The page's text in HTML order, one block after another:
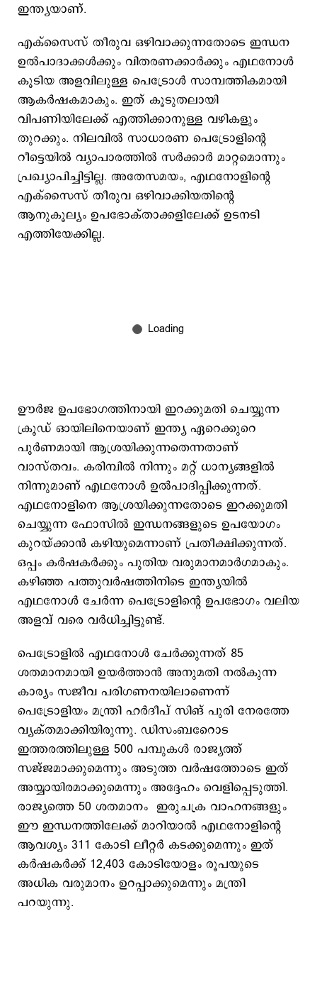
ഇന്ത്യയാണ്.
എക്സൈസ് തീരുവ ഒഴിവാക്കുന്നതോടെ ഇന്ധന
ഉല്‍പാദാക്കള്‍ക്കും വിതരണക്കാര്‍ക്കും എഥനോള്‍
കൂടിയ അളവിലുള്ള പെട്രോള്‍ സാമ്പത്തികമായി
ആകര്‍ഷകമാകും. ഇത് കൂടുതലായി
വിപണിയിലേക്ക് എത്തിക്കാനുള്ള വഴികളും
തുറക്കും. നിലവില്‍ സാധാരണ പെട്രോളിന്‍റെ
റീട്ടെയില്‍ വ്യാപാരത്തില്‍ സര്‍ക്കാര്‍ മാറ്റമൊന്നും
പ്രഖ്യാപിച്ചിട്ടില്ല. അതേസമയം, എഥനോളിന്‍റെ
എക്സൈസ് തീരുവ ഒഴിവാക്കിയതിന്‍റെ
ആനുകൂല്യം ഉപഭോക്താക്കളിലേക്ക് ഉടനടി
എത്തിയേക്കില്ല.
ഊര്‍ജ ഉപഭോഗത്തിനായി ഇറക്കുമതി ചെയ്യുന്ന
ക്രൂഡ് ഓയിലിനെയാണ് ഇന്ത്യ ഏറെക്കുറെ
പൂര്‍ണമായി ആശ്രയിക്കുന്നതെന്നതാണ്
വാസ്തവം. കരിമ്പില്‍ നിന്നും മറ്റ് ധാന്യങ്ങളില്‍
നിന്നുമാണ് എഥനോള്‍ ഉല്‍പാദിപ്പിക്കുന്നത്.
എഥനോളിനെ ആശ്രയിക്കുന്നതോടെ ഇറക്കുമതി
ചെയ്യുന്ന ഫോസില്‍ ഇന്ധനങ്ങളുടെ ഉപയോഗം
കുറയ്ക്കാന്‍ കഴിയുമെന്നാണ് പ്രതീക്ഷിക്കുന്നത്.
ഒപ്പം കര്‍ഷകര്‍ക്കും പുതിയ വരുമാനമാര്‍ഗമാകും.
കഴി​ഞ്ഞ പത്തുവര്‍ഷത്തിനിടെ ഇന്ത്യയില്‍
എഥനോള്‍ ചേര്‍ന്ന പെട്രോളിന്‍റെ ഉപഭോഗം വലിയ
അളവ് വരെ വര്‍ധിച്ചിട്ടുണ്ട്.
പെട്രോളില്‍ എഥനോള്‍ ചേര്‍ക്കുന്നത് 85
ശതമാനമായി ഉയര്‍ത്താന്‍ അനുമതി നല്‍കുന്ന
കാര്യം സജീവ പരിഗണനയിലാണെന്ന്
പെട്രോളിയം മന്ത്രി ഹര്‍ദീപ് സിങ് പുരി നേരത്തേ
വ്യക്തമാക്കിയിരുന്നു. ഡിസംബറോെട
ഇത്തരത്തിലുള്ള 500 പമ്പുകള്‍ രാജ്യത്ത്
സജ്ജമാക്കുമെന്നും അടുത്ത വര്‍ഷത്തോടെ ഇത്
അയ്യായിരമാക്കുമെന്നും അദ്ദേഹം വെളിപ്പെടുത്തി.
രാജ്യത്തെ 50 ശതമാനം ഇരുചക്ര വാഹനങ്ങളും
ഈ ഇന്ധനത്തിലേക്ക് മാറിയാല്‍ എഥനോളിന്‍റെ
ആവശ്യം 311 കോടി ലീറ്റര്‍ കടക്കുമെന്നും ഇത്
കര്‍ഷകര്‍ക്ക് 12,403 കോടിയോളം രൂപയുടെ
അധിക വരുമാനം ഉറപ്പാക്കുമെന്നും മന്ത്രി
പറയുന്നു.